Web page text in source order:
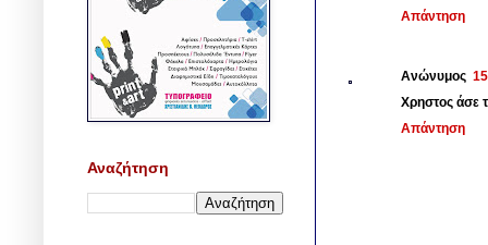
Απάντηση
Ανώνυμος
Χρηστος άσε
Απάντηση
Αναζήτηση